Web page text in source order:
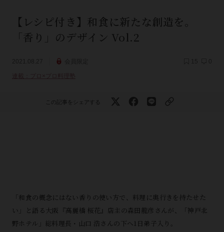
【レシピ付き】和食に新たな創造を。
「香り」のデザイン Vol.2
連載：プロ×プロ料理塾
この記事をシェアする
「和食の概念にはない香りの使い方で、料理に奥行きを持たせた
い」と語る大阪『高麗橋 桜花』店主の森田龍彦さんが、「神戸北
野ホテル」総料理長・山口 浩さんの下へ1日弟子入り。